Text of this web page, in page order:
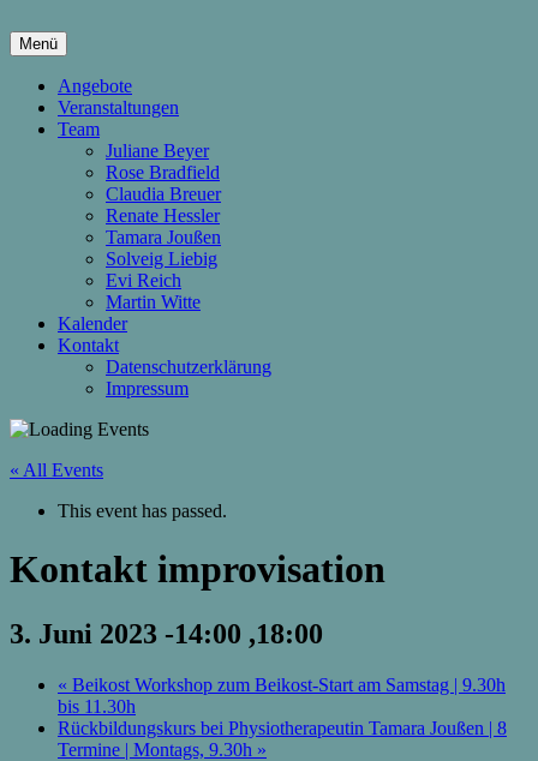
zum
InhaltDie Wachstumsfuge
Menü
Angebote
Veranstaltungen
Team
Juliane Beyer
Rose Bradfield
Claudia Breuer
Renate Hessler
Tamara Joußen
Solveig Liebig
Evi Reich
Martin Witte
Kalender
Kontakt
Datenschutzerklärung
Impressum
« All Events
This event has passed.
Kontakt improvisation
3. Juni 2023 -14:00 ,18:00
« Beikost Workshop zum Beikost-Start am Samstag | 9.30h
bis 11.30h
Rückbildungskurs bei Physiotherapeutin Tamara Joußen | 8
Termine | Montags, 9.30h »